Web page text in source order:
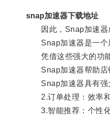
snap加速器下载地址
因此，Snap加速器成
Snap加速器是一个用
凭借这些强大的功能
Snap加速器帮助店铺
Snap加速器具有强大
2.订单处理：效率和
3.智能推荐：个性化